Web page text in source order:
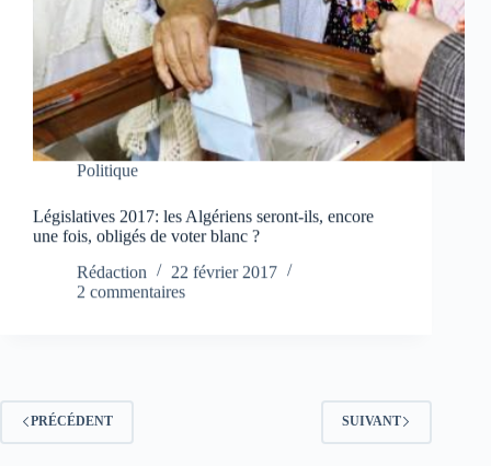
Politique
Législatives 2017: les Algériens seront-ils, encore
une fois, obligés de voter blanc ?
Rédaction
22 février 2017
2 commentaires
PRÉCÉDENT SUIVANT